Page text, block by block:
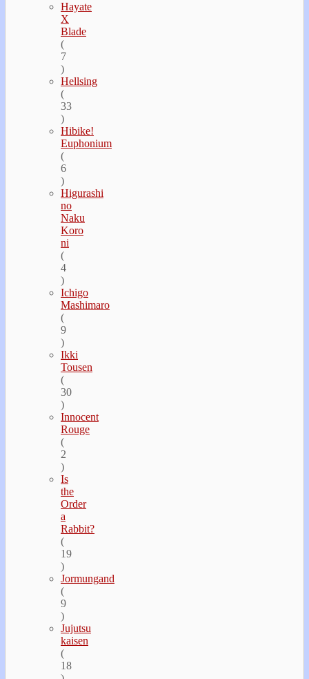
Hayate
Х
Blade
(
7
)
Hellsing
(
33
)
Hibike!
Euphonium
(
6
)
Higurashi
no
Naku
Koro
ni
(
4
)
Ichigo
Mashimaro
(
9
)
Ikki
Tousen
(
30
)
Innocent
Rouge
(
2
)
Is
the
Order
a
Rabbit?
(
19
)
Jormungand
(
9
)
Jujutsu
kaisen
(
18